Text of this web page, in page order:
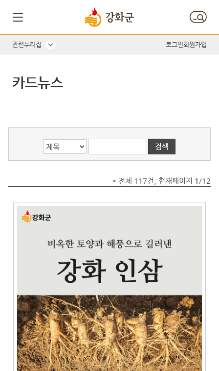
관련누리집 로그인회원가입
카드뉴스
* 전체 117건, 현재페이지 1 /12